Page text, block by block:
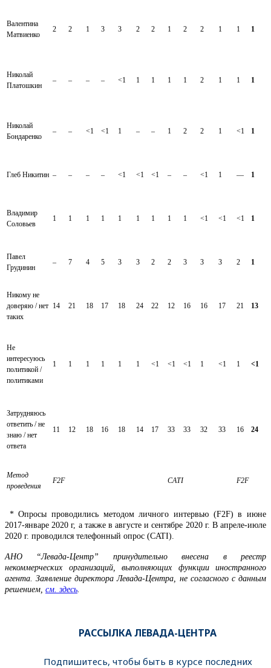
Валентина
Матвиенко
2 2 1 3 3 2 2 1 2 2 1 1 1
Николай
Платошкин
– – – – <1 1 1 1 1 2 1 1 1
Николай
Бондаренко
– – <1 <1 1 – – 1 2 2 1 <1 1
Глеб Никитин – – – – <1 <1 <1 – – <1 1 — 1
Владимир
Соловьев
1 1 1 1 1 1 1 1 1 <1 <1 <1 1
Павел
Грудинин
– 7 4 5 3 3 2 2 3 3 3 2 1
Никому не
доверяю / нет
таких
14 21 18 17 18 24 22 12 16 16 17 21 13
Не
интересуюсь
политикой /
политиками
1 1 1 1 1 1 <1 <1 <1 1 <1 1 <1
Затрудняюсь
ответить / не
знаю / нет
ответа
11 12 18 16 18 14 17 33 33 32 33 16 24
Метод
проведения
F2F CATI F2F
* Опросы проводились методом личного интервью (F2F) в июне
2017-январе 2020 г, а также в августе и сентябре 2020 г. В апреле-июле
2020 г. проводился телефонный опрос (CATI).
АНО “Левада-Центр” принудительно внесена в реестр
некоммерческих организаций, выполняющих функции иностранного
агента. Заявление директора Левада-Центра, не согласного с данным
решением, см. здесь
РАССЫЛКА ЛЕВАДА-ЦЕНТРА
Подпишитесь, чтобы быть в курсе последних